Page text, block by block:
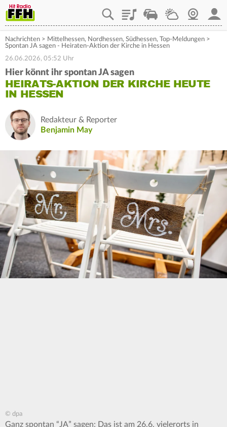
PlaylistStaupilotWetterWebcam
Nachrichten > Mittelhessen, Nordhessen, Südhessen, Top-Meldungen >
Spontan JA sagen - Heiraten-Aktion der Kirche in Hessen
26.06.2026, 05:52 Uhr
Hier könnt ihr spontan JA sagen
HEIRATS-AKTION DER KIRCHE HEUTE
IN HESSEN
Redakteur & Reporter
Benjamin May
© dpa
Ganz spontan “JA” sagen: Das ist am 26.6. vielerorts in